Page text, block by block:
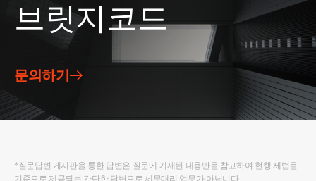
브릿지코드
문의하기
*질문답변 게시판을 통한 답변은 질문에 기재된 내용만을 참고하여 현행 세법을
기준으로 제공되는 간단한 답변으로 세무대리 업무가 아닙니다.